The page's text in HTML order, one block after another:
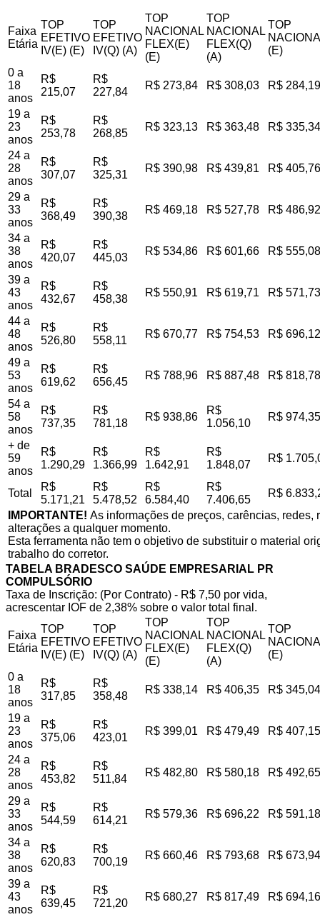
Faixa
Etária
TOP
EFETIVO
IV(E) (E)
TOP
EFETIVO
IV(Q) (A)
TOP
NACIONAL
FLEX(E)
(E)
TOP
NACIONAL
FLEX(Q)
(A)
TOP
(E)
0 a
18
anos
R$
215,07
R$
227,84
R$ 273,84 R$ 308,03 R$ 284,19
19 a
23
anos
R$
253,78
R$
268,85
R$ 323,13 R$ 363,48 R$ 335,34
24 a
28
anos
R$
307,07
R$
325,31
R$ 390,98 R$ 439,81 R$ 405,76
29 a
33
anos
R$
368,49
R$
390,38
R$ 469,18 R$ 527,78 R$ 486,92
34 a
38
anos
R$
420,07
R$
445,03
R$ 534,86 R$ 601,66 R$ 555,08
39 a
43
anos
R$
432,67
R$
458,38
R$ 550,91 R$ 619,71 R$ 571,73
44 a
48
anos
R$
526,80
R$
558,11
R$ 670,77 R$ 754,53 R$ 696,12
49 a
53
anos
R$
619,62
R$
656,45
R$ 788,96 R$ 887,48 R$ 818,78
54 a
58
anos
R$
737,35
R$
781,18
R$ 938,86
R$
1.056,10
R$ 974,35
+ de
59
anos
R$
1.290,29
R$
1.366,99
R$
1.642,91
R$
1.848,07
R$
Total
R$
5.171,21
R$
5.478,52
R$
6.584,40
R$
7.406,65
R$
IMPORTANTE! As informações de preços, carências,
alterações a qualquer momento.
Esta ferramenta não tem o objetivo de substituir o material
trabalho do corretor.
TABELA BRADESCO SAÚDE EMPRESARIAL PR
COMPULSÓRIO
Taxa de Inscrição: (Por Contrato) - R$ 7,50 por vida,
acrescentar IOF de 2,38% sobre o valor total final.
Faixa
Etária
TOP
EFETIVO
IV(E) (E)
TOP
EFETIVO
IV(Q) (A)
TOP
NACIONAL
FLEX(E)
(E)
TOP
NACIONAL
FLEX(Q)
(A)
TOP
(E)
0 a
18
anos
R$
317,85
R$
358,48
R$ 338,14 R$ 406,35 R$ 345,04
19 a
23
anos
R$
375,06
R$
423,01
R$ 399,01 R$ 479,49 R$ 407,15
24 a
28
anos
R$
453,82
R$
511,84
R$ 482,80 R$ 580,18 R$ 492,65
29 a
33
anos
R$
544,59
R$
614,21
R$ 579,36 R$ 696,22 R$ 591,18
34 a
38
anos
R$
620,83
R$
700,19
R$ 660,46 R$ 793,68 R$ 673,94
39 a
43
anos
R$
639,45
R$
721,20
R$ 680,27 R$ 817,49 R$ 694,16